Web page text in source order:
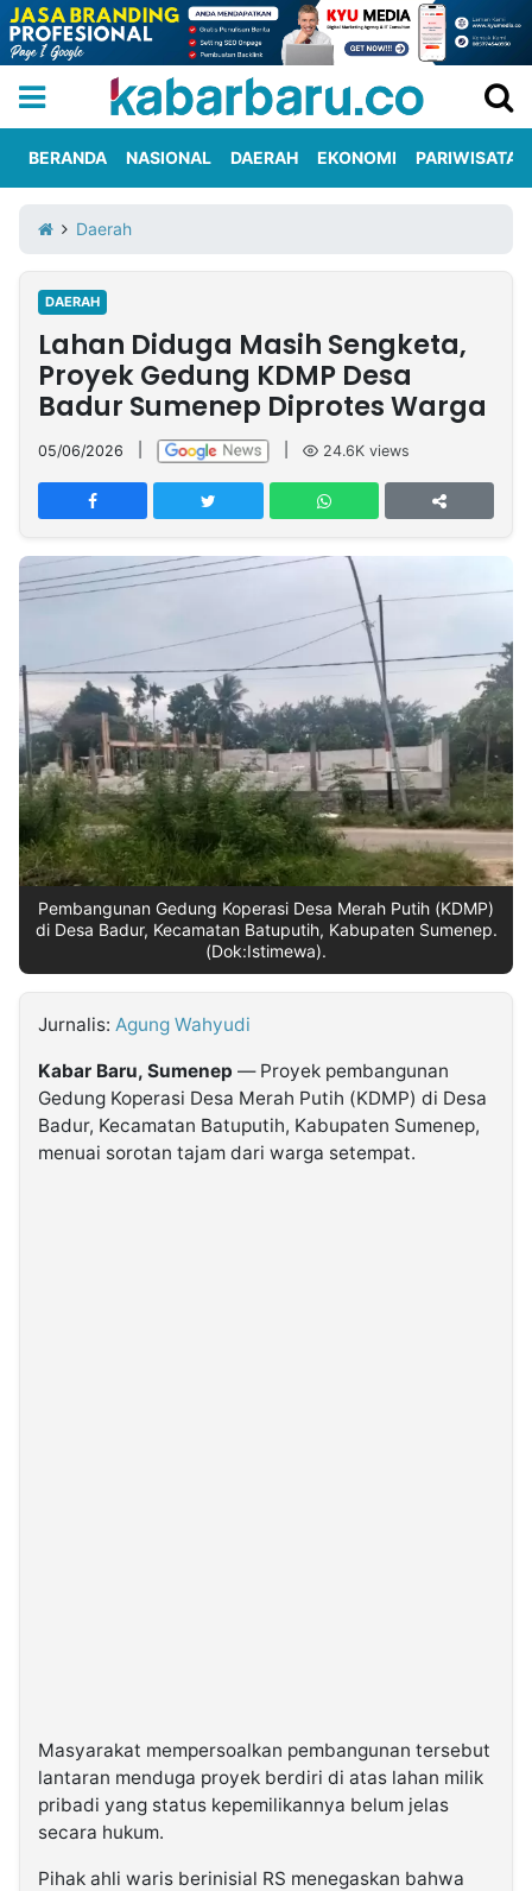
Iklan
Berita
Kami
Nasional
International
Olahraga
Entertainment
Daerah
Pariwisata
Kuliner
Kolom
Network
PT
TREETAN
INDONESIA
Insight
NTB
Suara
Time
Lens
IDN
Daily
Jogja
Jalan
Rakyat
Idealita
News
Kita
Notice
Dinamikapost.com
Radar
Baru
Seedbacklink
Follow
Kabarbaru
Kabarbaru.co
BERANDA NASIONAL DAERAH EKONOMI PARIWISATA
Daerah
DAERAH
Lahan Diduga Masih Sengketa,
Proyek Gedung KDMP Desa
Badur Sumenep Diprotes Warga
05/06/2026 24.6K views
Pembangunan Gedung Koperasi Desa Merah Putih (KDMP)
di Desa Badur, Kecamatan Batuputih, Kabupaten Sumenep.
(Dok:Istimewa).
Jurnalis: Agung Wahyudi
Kabar Baru, Sumenep — Proyek pembangunan
Gedung Koperasi Desa Merah Putih (KDMP) di Desa
Badur, Kecamatan Batuputih, Kabupaten Sumenep,
menuai sorotan tajam dari warga setempat.
Masyarakat mempersoalkan pembangunan tersebut
lantaran menduga proyek berdiri di atas lahan milik
pribadi yang status kepemilikannya belum jelas
secara hukum.
Pihak ahli waris berinisial RS menegaskan bahwa